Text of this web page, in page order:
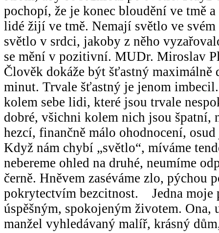
pochopí, že je konec bloudění ve
lidé žijí ve tmě. Nemají světlo ve svém
světlo v srdci, jakoby z něho
se mění v pozitivní. MUDr. Miroslav
Člověk dokáže být šťastný maximálně
minut. Trvale šťastný je jenom
kolem sebe lidi, které jsou trvale
dobré, všichni kolem nich jsou špatní,
hezcí, finančně málo ohodnocení,
Když nám chybí „světlo“, míváme
nebereme ohled na druhé, neumíme
černě. Hněvem zaséváme zlo, pýchou
pokrytectvím bezcitnost. Jedna moje
úspěšným, spokojeným životem. Ona,
manžel vyhledávaný malíř, krásný